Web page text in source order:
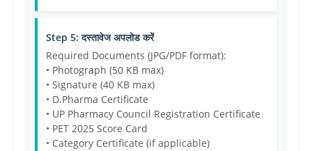
Step 5: दस्तावेज अपलोड करें
Required Documents (JPG/PDF format):
• Photograph (50 KB max)
• Signature (40 KB max)
• D.Pharma Certificate
• UP Pharmacy Council Registration Certificate
• PET 2025 Score Card
• Category Certificate (if applicable)